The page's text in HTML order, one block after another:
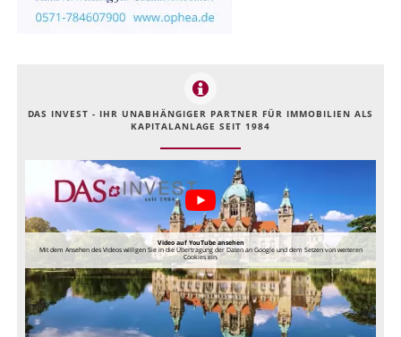
DAS INVEST - IHR UNABHÄNGIGER PARTNER FÜR IMMOBILIEN ALS
KAPITALANLAGE SEIT 1984
Video auf YouTube ansehen
Mit dem Ansehen des Videos willigen Sie in die Übertragung der Daten an Google und dem Setzen von weiteren
Cookies ein.